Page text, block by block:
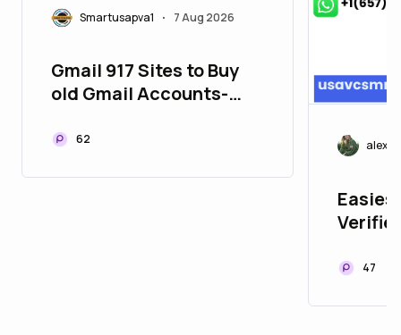
Smartusapva1 • 7 Aug 2026
Gmail 917 Sites to Buy
old Gmail Accounts-
62
47